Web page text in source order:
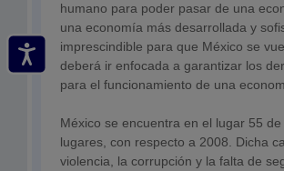
humano para poder pasar de una
una economía más desarrollada y
imprescindible para que México se
deberá ir enfocada a garantizar los
para el funcionamiento de una
México se encuentra en el lugar 55
lugares, con respecto a 2008. Dicha
violencia, la corrupción y la falta de